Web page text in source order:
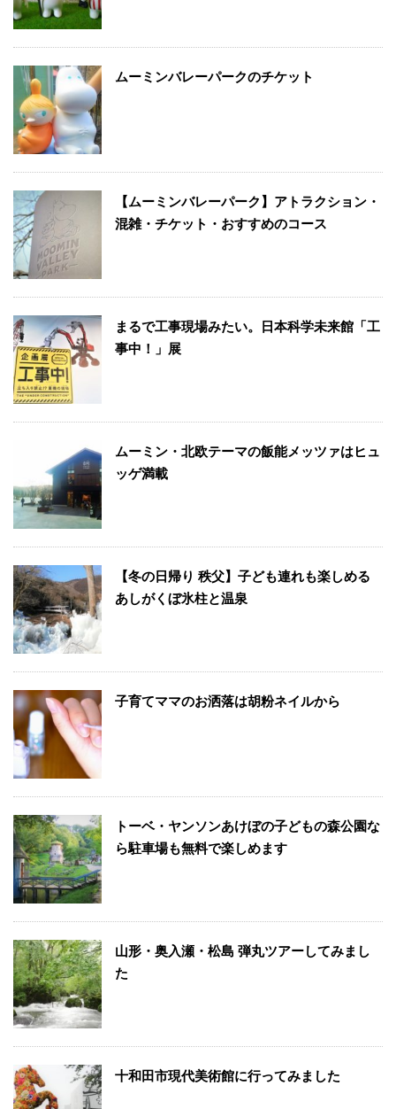
ムーミンバレーパークのチケット
【ムーミンバレーパーク】アトラクション・
混雑・チケット・おすすめのコース
まるで工事現場みたい。日本科学未来館「工
事中！」展
ムーミン・北欧テーマの飯能メッツァはヒュ
ッゲ満載
【冬の日帰り 秩父】子ども連れも楽しめる
あしがくぼ氷柱と温泉
子育てママのお洒落は胡粉ネイルから
トーベ・ヤンソンあけぼの子どもの森公園な
ら駐車場も無料で楽しめます
山形・奥入瀬・松島 弾丸ツアーしてみまし
た
十和田市現代美術館に行ってみました